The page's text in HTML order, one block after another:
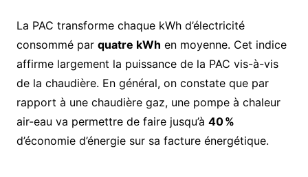
La PAC transforme chaque kWh d’électricité
consommé par quatre kWh en moyenne. Cet indice
affirme largement la puissance de la PAC vis-à-vis
de la chaudière. En général, on constate que par
rapport à une chaudière gaz, une pompe à chaleur
air-eau va permettre de faire jusqu’à 40 %
d’économie d’énergie sur sa facture énergétique.